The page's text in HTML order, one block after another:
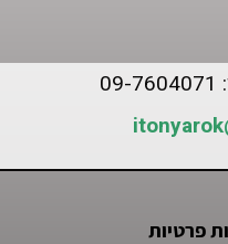
פרטיות